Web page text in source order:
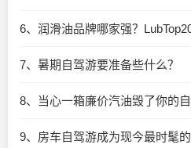
6、润滑油品牌哪家强？
7、暑期自驾游要准备些什么？
8、当心一箱廉价汽油毁了你的自
9、房车自驾游成为现今最时髦